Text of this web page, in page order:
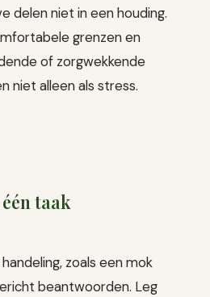
delen niet in een houding.
grenzen en
of zorgwekkende
niet alleen als stress.
taak
zoals een mok
beantwoorden. Leg